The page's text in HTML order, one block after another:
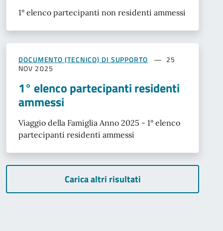
1° elenco partecipanti non residenti ammessi
DOCUMENTO (TECNICO) DI SUPPORTO
25
NOV 2025
1° elenco partecipanti residenti
ammessi
Viaggio della Famiglia Anno 2025 - 1° elenco
partecipanti residenti ammessi
Carica altri risultati